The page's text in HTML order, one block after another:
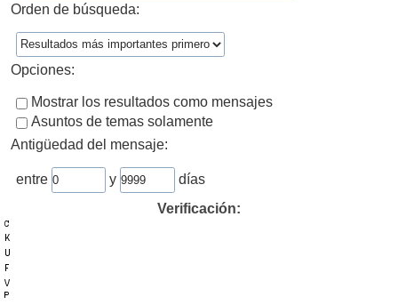
Orden de búsqueda:
Opciones:
Mostrar los resultados como mensajes
Asuntos de temas solamente
Antigüedad del mensaje:
entre y
días
Verificación: